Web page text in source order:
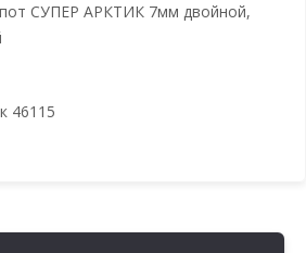
СУПЕР АРКТИК 7мм двойной,
46115